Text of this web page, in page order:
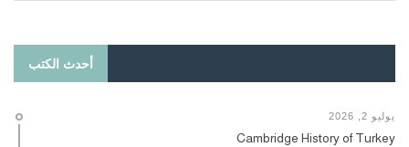
أحدث الكتب
يوليو 2, 2026
Cambridge History of Turkey